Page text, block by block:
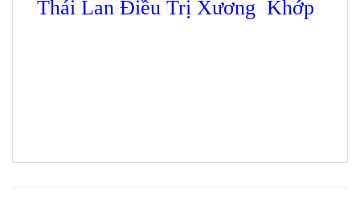
Thái Lan Điều Trị Xương Khớp